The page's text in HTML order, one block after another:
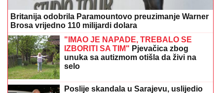
Britanija odobrila Paramountovo preuzimanje Warner
Brosa vrijedno 110 milijardi dolara
"IMAO JE NAPADE, TREBALO SE
IZBORITI SA TIM" Pjevačica zbog
unuka sa autizmom otišla da živi na
selo
Poslije skandala u Sarajevu, uslijedio